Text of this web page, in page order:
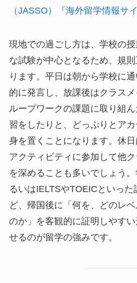
（JASSO）『海外留学情報サイ
現地での過ごし方は、学校の
な試験が中心となるため、規
ります。平日は朝から学校に
的に発言し、放課後はクラス
ループワークの課題に取り組
習をしたりと、どっぷりとア
身を置くことになります。休
アクティビティに参加して他
を深めることも多いでしょう
るいはIELTSやTOEICといっ
ど、帰国後に「何を、どのレ
のか」を客観的に証明しやす
せるのが留学の強みです。